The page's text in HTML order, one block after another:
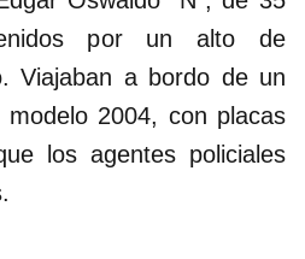
por un alto de
Viajaban a bordo de un
2004, con placas
los agentes policiales